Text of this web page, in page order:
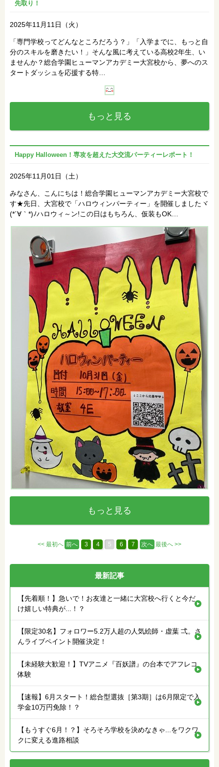
先取り！
2025年11月11日（火）
「専門学校ってどんなところだろう？」「入学までに、もっと自
分のスキルを磨きたい！」そんな風に考えている高校2年生、い
ませんか？総合学園ヒューマンアカデミー大宮校から、夢へのス
タートダッシュを応援する特…
もっと見る
Happy Halloween！専攻を超えた大交流パーティーレポート！
2025年11月01日（土）
みなさん、こんにちは！総合学園ヒューマンアカデミー大宮校で
す★先日、大宮校で「ハロウィンパーティー」を開催しましたヾ
(*´∀｀*)ﾉハロウィ～ン!この日はもちろん、仮装もOK…
もっと見る
<< 最初へ 前へ 3 4 5 6 7 次へ 最後へ >>
最新記事
【先着順！】急いで！お友達と一緒に大宮校へ行くと今だ
け嬉しい特典が...！？
【限定30名】フォロワー5.2万人超の人気絵師・虚葉 弌。さ
んライブペイント開催決定！
【未経験大歓迎！】TVアニメ『百妖譜』の台本でアフレコ
体験
【速報】6月スタート！総合型選抜［第3期］は6月限定で入
学金10万円免除！？
【もうすぐ6月！？】そろそろ学校を決めなきゃ...をワクワ
クに変える進路相談